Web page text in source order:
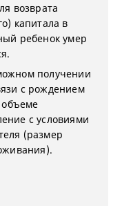
возврата
капитала в
ребенок умер
получении
с рождением
объеме
с условиями
(размер